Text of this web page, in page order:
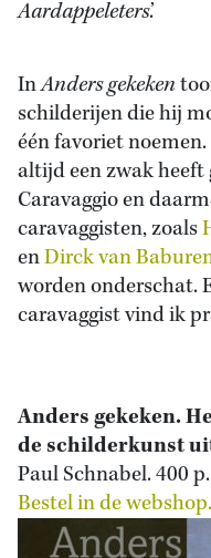
Aardappeleters.’
InAnders gekeken
schilderijen die hij
één favoriet
altijd een zwak heeft
Caravaggio en
caravaggisten, zoals
enDirck van
worden onderschat.
caravaggist vind ik
Anders gekeken.
de schilderkunst
Paul Schnabel. 400
Bestel in de webshop.